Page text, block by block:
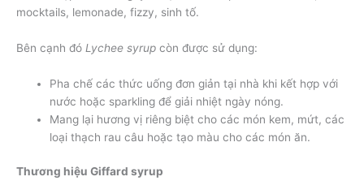
mocktails, lemonade, fizzy, sinh tố.
Bên cạnh đó Lychee syrup còn được sử dụng:
Pha chế các thức uống đơn giản tại nhà khi kết hợp với
nước hoặc sparkling để giải nhiệt ngày nóng.
Mang lại hương vị riêng biệt cho các món kem, mứt, các
loại thạch rau câu hoặc tạo màu cho các món ăn.
Thương hiệu Giffard syrup